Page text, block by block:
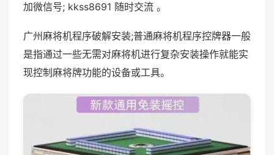
加微信号; kkss8691 随时交流 。
广州麻将机程序破解安装;普通麻将机程序控牌器一般
是指通过一些无需对麻将机进行复杂安装操作就能实
现控制麻将牌功能的设备或工具。